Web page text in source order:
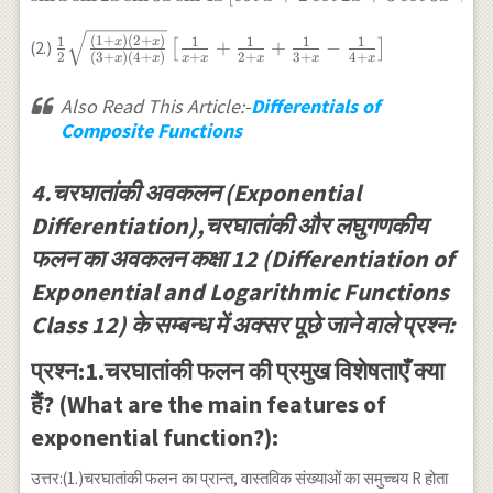
\sin
4 x
3 x
\sin 4
[ \cot
x+2
\cot 3
x+4
\cot 4
x
\right
]
(2.) \frac{1}{2}
\sqrt{\frac{(1+x)
(4+x)}}\left[\frac{1}
{x+x}+\frac{1}
{3+x}-\frac{1}
{4+x}\right]
2
1
(3+x)(4+x)
(1 +x)(2+x)
x+x
1 + 2+x
1 + 3+x
1 − 4+x
1
Also Read This Article:-Differentials of
Composite Functions
4.चरघातांकी अवकलन (Exponential
Differentiation),चरघातांकी और लघुगणकीय
फलन का अवकलन कक्षा 12 (Differentiation of
Exponential and Logarithmic Functions
Class 12) के सम्बन्ध में अक्सर पूछे जाने वाले प्रश्न:
प्रश्न:1.चरघातांकी फलन की प्रमुख विशेषताएँ क्या
हैं? (What are the main features of
exponential function?):
उत्तर:(1.)चरघातांकी फलन का प्रान्त, वास्तविक संख्याओं का समुच्चय R होता